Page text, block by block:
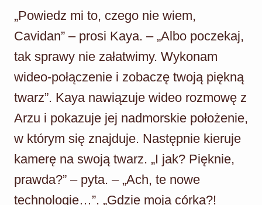
„Powiedz mi to, czego nie wiem,
Cavidan” – prosi Kaya. – „Albo poczekaj,
tak sprawy nie załatwimy. Wykonam
wideo-połączenie i zobaczę twoją piękną
twarz”. Kaya nawiązuje wideo rozmowę z
Arzu i pokazuje jej nadmorskie położenie,
w którym się znajduje. Następnie kieruje
kamerę na swoją twarz. „I jak? Pięknie,
prawda?” – pyta. – „Ach, te nowe
technologie…”. „Gdzie moja córka?!